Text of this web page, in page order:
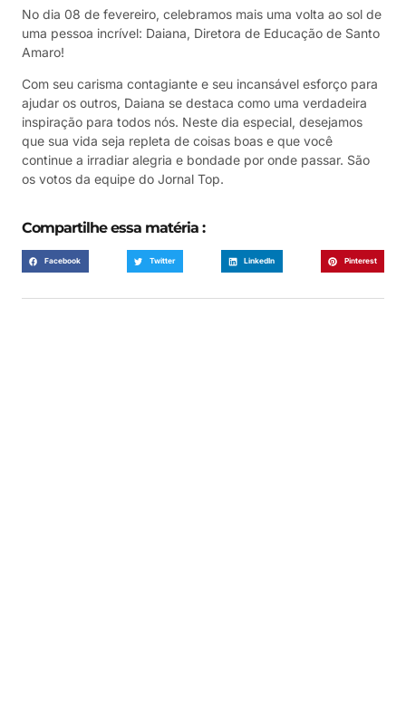
No dia 08 de fevereiro, celebramos mais uma volta ao sol de
uma pessoa incrível: Daiana, Diretora de Educação de Santo
Amaro!
Com seu carisma contagiante e seu incansável esforço para
ajudar os outros, Daiana se destaca como uma verdadeira
inspiração para todos nós. Neste dia especial, desejamos
que sua vida seja repleta de coisas boas e que você
continue a irradiar alegria e bondade por onde passar. São
os votos da equipe do Jornal Top.
Compartilhe essa matéria :
Facebook Twitter LinkedIn Pinterest